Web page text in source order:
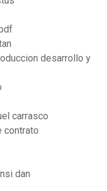
desarrollo y
carrasco
contrato
dan